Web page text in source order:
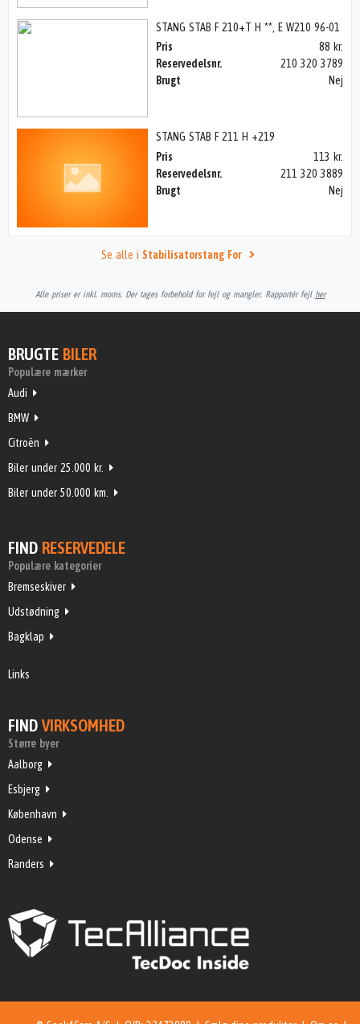
STANG STAB F 210+T H **, E W210 96-01
Pris
88 kr.
Reservedelsnr.
210 320 3789
Brugt
Nej
STANG STAB F 211 H +219
Pris
113 kr.
Reservedelsnr.
211 320 3889
Brugt
Nej
Se alle iStabilisatorstang For
Alle priser er inkl. moms. Der tages forbehold for fejl og mangler. Rapportér fejl her
BRUGTE BILER
Populære mærker
Audi
BMW
Citroën
Biler under 25.000 kr.
Biler under 50.000 km.
FIND RESERVEDELE
Populære kategorier
Bremseskiver
Udstødning
Bagklap
Links
FIND VIRKSOMHED
Større byer
Aalborg
Esbjerg
København
Odense
Randers